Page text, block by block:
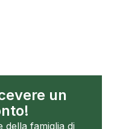
un
famiglia di